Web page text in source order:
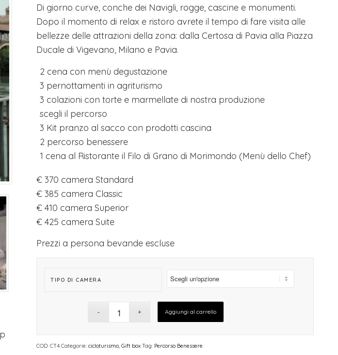
435,00€
Di giorno curve, conche dei Navigli, rogge, cascine e monumenti.
Dopo il momento di relax e ristoro avrete il tempo di fare visita alle
bellezze delle attrazioni della zona: dalla Certosa di Pavia alla Piazza
Ducale di Vigevano, Milano e Pavia.
2 cena con menù degustazione
3 pernottamenti in agriturismo
3 colazioni con torte e marmellate di nostra produzione
scegli il percorso
3 Kit pranzo al sacco con prodotti cascina
2 percorso benessere
1 cena al Ristorante il Filo di Grano di Morimondo (Menù dello Chef)
€ 370 camera Standard
€ 385 camera Classic
€ 410 camera Superior
€ 425 camera Suite
Prezzi a persona bevande escluse
TIPO DI CAMERA
Aggiungi al carrello
COD: CT4 Categorie: cicloturismo, Gift box Tag: Percorso Benessere